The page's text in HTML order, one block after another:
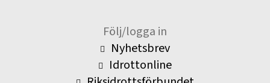
Följ/logga in
Nyhetsbrev
Idrottonline